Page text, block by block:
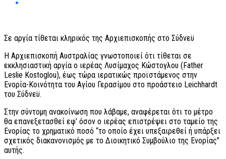
Σε αργία τίθεται κληρικός της Αρχιεπισκοπής στο Σύδνεϋ
Η Αρχιεπισκοπή Αυστραλίας γνωστοποιεί ότι τίθεται σε
εκκλησιαστική αργία ο ιερέας Λυσίμαχος Κώστογλου (Father
Leslie Kostoglou), έως τώρα ιερατικώς προϊστάμενος στην
Ενορία-Κοινότητα του Αγίου Γερασίμου στο προάστειο Leichhardt
του Σύδνεϋ.
Στην σύντομη ανακοίνωση που λάβαμε, αναφέρεται ότι το μέτρο
θα επανεξετασθεί εφ’ όσον ο ιερέας επιστρέψει στο ταμείο της
Ενορίας το χρηματικό ποσό “το οποίο έχει υπεξαιρεθεί ή υπάρξει
σχετικός διακανονισμός με το Διοικητικό Συμβούλιο της Ενορίας”
αυτής.